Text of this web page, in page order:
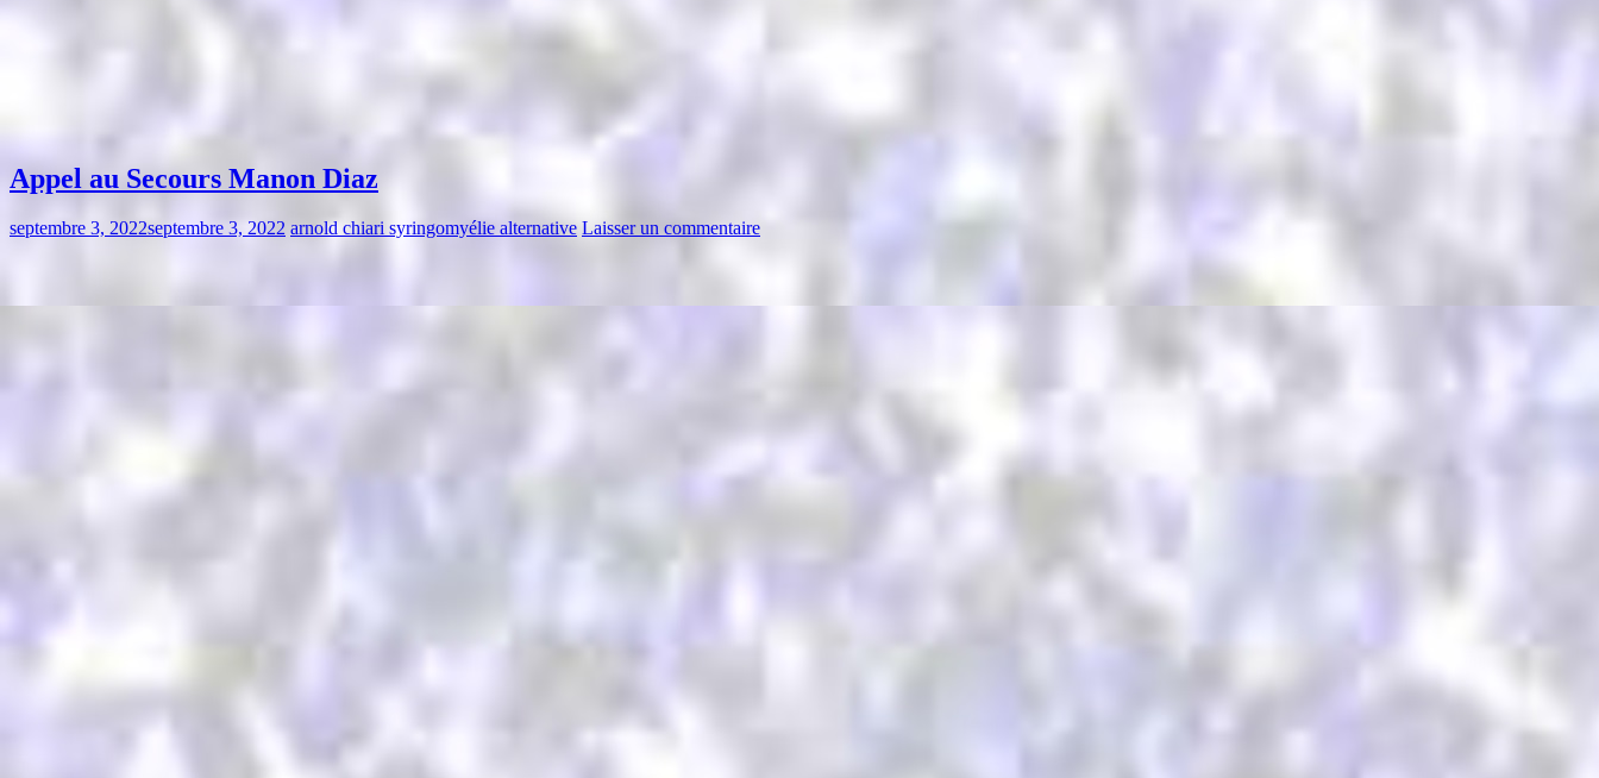
Appel au Secours Manon Diaz
septembre 3, 2022septembre 3, 2022 arnold chiari syringomyélie alternative Laisser un commentaire